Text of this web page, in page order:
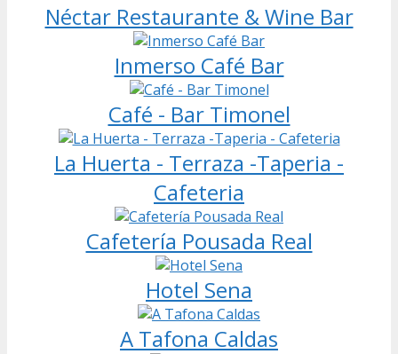
Néctar Restaurante & Wine Bar
Inmerso Café Bar
Café - Bar Timonel
La Huerta - Terraza -Taperia -
Cafeteria
Cafetería Pousada Real
Hotel Sena
A Tafona Caldas